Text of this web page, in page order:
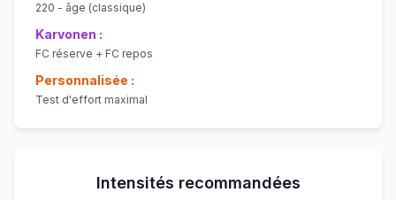
220 - âge (classique)
Karvonen :
FC réserve + FC repos
Personnalisée :
Test d'effort maximal
Intensités recommandées